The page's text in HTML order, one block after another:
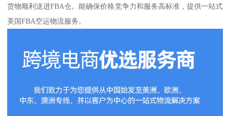
货物顺利送进FBA仓。能确保价格竞争力和服务高标准，提供一站式
美国FBA空运物流服务。